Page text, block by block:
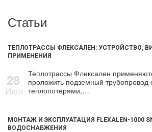
Статьи
ТЕПЛОТРАССЫ ФЛЕКСАЛЕН: УСТРОЙСТВО,
ПРИМЕНЕНИЯ
28
Июл
Теплотрассы Флексален
проложить подземный
теплопотерями,…
МОНТАЖ И ЭКСПЛУАТАЦИЯ FLEXALEN-1000
ВОДОСНАБЖЕНИЯ